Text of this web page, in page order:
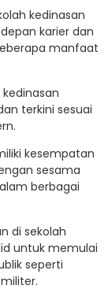
kedinasan
karier dan
manfaat
kedinasan
terkini sesuai
kesempatan
sesama
berbagai
di sekolah
untuk memulai
seperti